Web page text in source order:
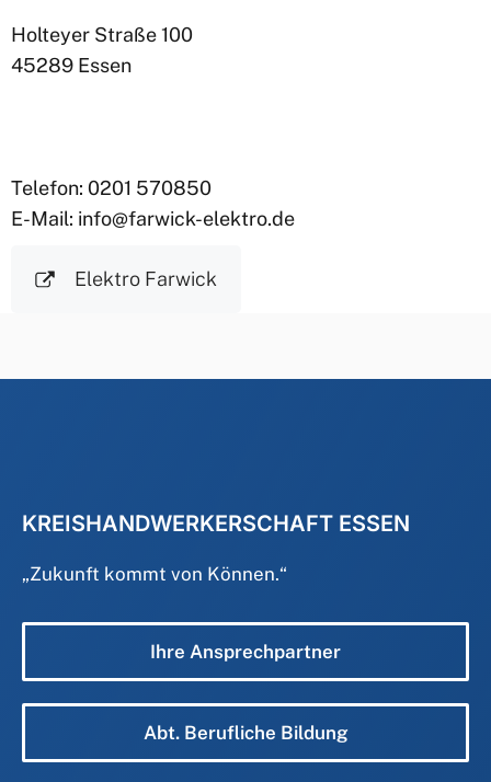
Holteyer Straße 100
45289 Essen
Telefon: 0201 570850
E-Mail: info@farwick-elektro.de
Elektro Farwick
KREISHANDWERKERSCHAFT ESSEN
„Zukunft kommt von Können.“
Ihre Ansprechpartner
Abt. Berufliche Bildung